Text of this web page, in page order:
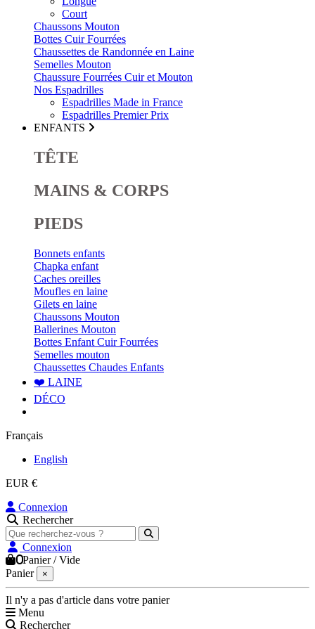
Court
Chaussons Mouton
Bottes Cuir Fourrées
Chaussettes de Randonnée en Laine
Semelles Mouton
Chaussure Fourrées Cuir et Mouton
Nos Espadrilles
Espadrilles Made in France
Espadrilles Premier Prix
ENFANTS
TÊTE
MAINS & CORPS
PIEDS
Bonnets enfants
Chapka enfant
Caches oreilles
Moufles en laine
Gilets en laine
Chaussons Mouton
Ballerines Mouton
Bottes Enfant Cuir Fourrées
Semelles mouton
Chaussettes Chaudes Enfants
❤️ LAINE
DÉCO
Français
English
EUR €
Connexion
Rechercher
Connexion
0Panier /Vide
Panier
×
Il n'y a pas d'article dans votre panier
Menu
Rechercher